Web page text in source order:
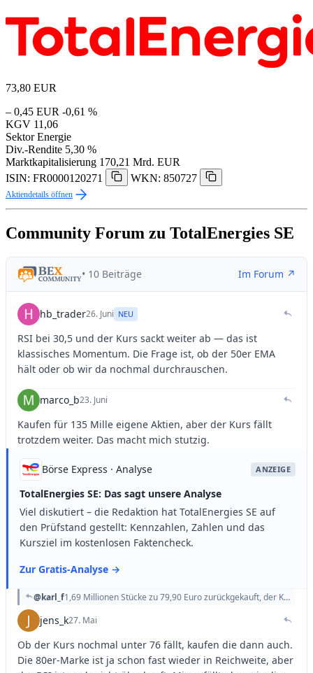
73,80 EUR
– 0,45 EUR -0,61 %
KGV 11,06
Sektor Energie
Div.-Rendite 5,30 %
Marktkapitalisierung 170,21 Mrd. EUR
ISIN: FR0000120271
WKN: 850727
Aktiendetails öffnen
Community Forum zu TotalEnergies SE